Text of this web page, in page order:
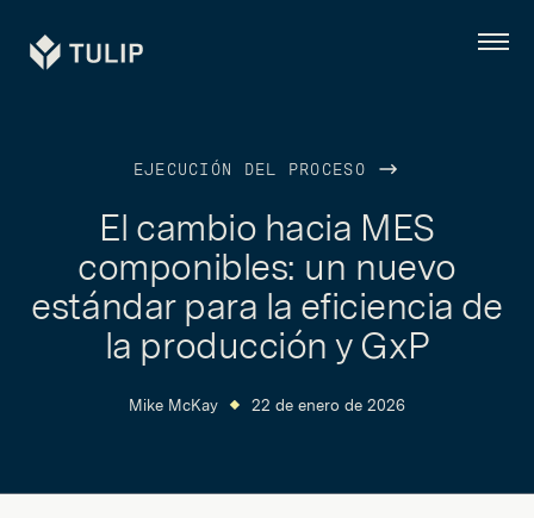
Tulip Menú
EJECUCIÓN DEL PROCESO
El cambio hacia MES
componibles: un nuevo
estándar para la eficiencia de
la producción y GxP
Mike McKay 22 de enero de 2026